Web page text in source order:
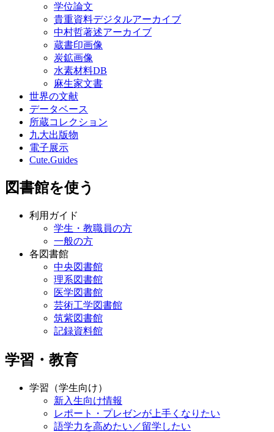
学位論文
貴重資料デジタルアーカイブ
中村哲著述アーカイブ
蔵書印画像
炭鉱画像
水素材料DB
麻生家文書
世界の文献
データベース
所蔵コレクション
九大出版物
電子展示
Cute.Guides
図書館を使う
利用ガイド
学生・教職員の方
一般の方
各図書館
中央図書館
理系図書館
医学図書館
芸術工学図書館
筑紫図書館
記録資料館
学習・教育
学習（学生向け）
新入生向け情報
レポート・プレゼンが上手くなりたい
語学力を高めたい／留学したい